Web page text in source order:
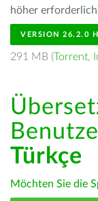
höher
VERSION 26.2.0
291 MB (Torrent,
Türkçe
Möchten Sie die